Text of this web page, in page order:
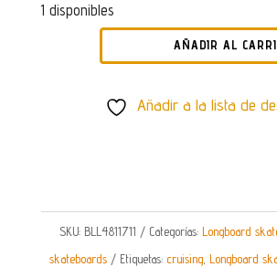
1 disponibles
SURFSKATE
AÑADIR AL
Añadir a la lista de
SKU: BLL4811711 Categorías: Longboard
skateboards
Etiquetas: cruising, Longboard